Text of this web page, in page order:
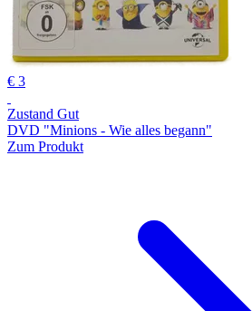
€ 3
Zustand Gut
DVD "Minions - Wie alles begann"
Zum Produkt